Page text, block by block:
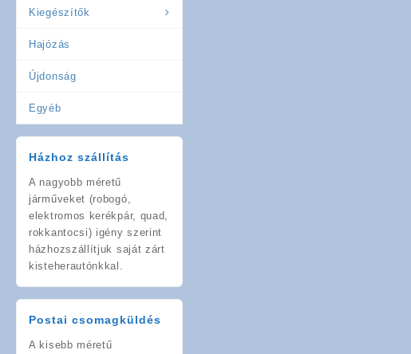
Kiegészítők
Hajózás
Újdonság
Egyéb
Házhoz szállítás
A nagyobb méretű
járműveket (robogó,
elektromos kerékpár, quad,
rokkantocsi) igény szerint
házhozszállítjuk saját zárt
kisteherautónkkal.
Postai csomagküldés
A kisebb méretű